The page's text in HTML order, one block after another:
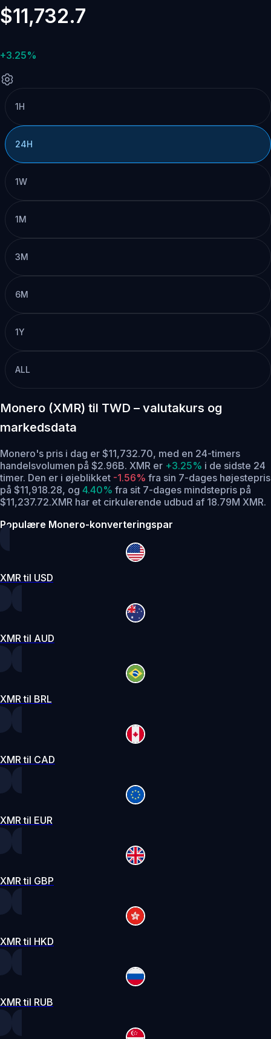
$11,732.7
+3.25%
1H
24H
1W
1M
3M
6M
1Y
ALL
Monero (XMR) til TWD – valutakurs og
markedsdata
Monero's pris i dag er $11,732.70, med en 24-timers
handelsvolumen på $2.96B. XMR er +3.25% i de sidste 24
timer. Den er i øjeblikket -1.56% fra sin 7-dages højestepris
på $11,918.28, og 4.40% fra sit 7-dages mindstepris på
$11,237.72.XMR har et cirkulerende udbud af 18.79M XMR.
Populære Monero-konverteringspar
XMR til USD
XMR til AUD
XMR til BRL
XMR til CAD
XMR til EUR
XMR til GBP
XMR til HKD
XMR til RUB